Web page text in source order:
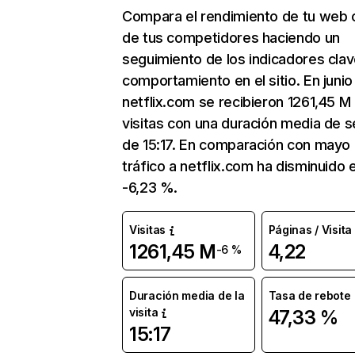
Compara el rendimiento de tu web
de tus competidores haciendo un
seguimiento de los indicadores
comportamiento en el sitio. En junio
netflix.com se recibieron 1261,45 M
visitas con una duración media de
de 15:17. En comparación con mayo
tráfico a netflix.com ha disminuido
-6,23 %.
Visitas
1261,45 M-6 %
Páginas / Visita
4,22
Duración media de la
visita
15:17
Tasa de rebote
47,33 %